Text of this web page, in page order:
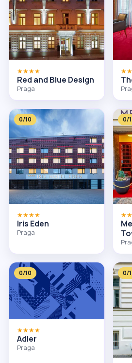
★★★★
Red and Blue Design
Praga
0/10
★★★★
Iris Eden
Praga
0/
0/10
★★★★
Adler
Praga
0/